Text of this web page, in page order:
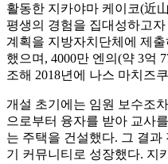
활동한 지카야마 케이코(近
평생의 경험을 집대성하고
계획을 지방자치단체에 제
했으며, 4000만 엔의(약 3억
조해 2018년에 나스 마치즈
개설 초기에는 임원 보수조
으로부터 융자를 받아 교사
는 주택을 건설했다. 그 결
기 커뮤니티로 성장했다.